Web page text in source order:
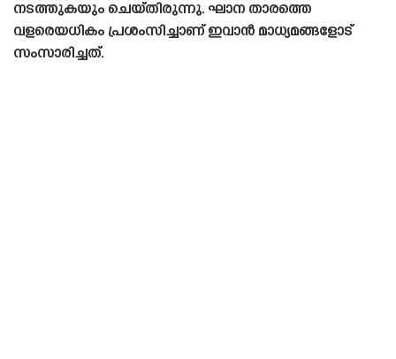
നടത്തുകയും ചെയ്‌തിരുന്നു. ഘാന താരത്തെ
വളരെയധികം പ്രശംസിച്ചാണ് ഇവാൻ മാധ്യമങ്ങളോട്
സംസാരിച്ചത്.